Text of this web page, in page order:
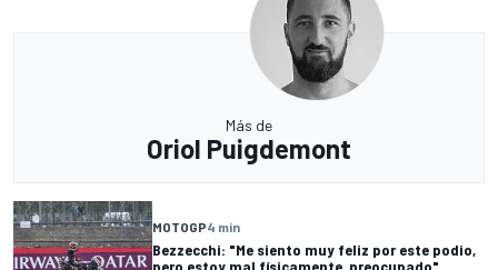
Más de
Oriol Puigdemont
MOTOGP4 min
Bezzecchi: "Me siento muy feliz por este podio,